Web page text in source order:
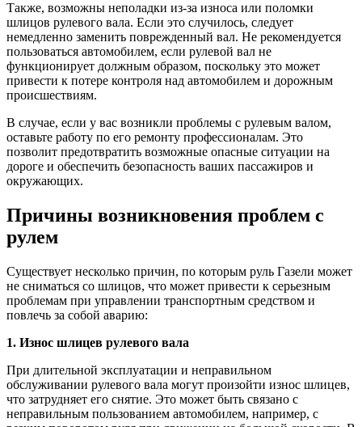
Также, возможны неполадки из-за износа или поломки
шлицов рулевого вала. Если это случилось, следует
немедленно заменить поврежденный вал. Не рекомендуется
пользоваться автомобилем, если рулевой вал не
функционирует должным образом, поскольку это может
привести к потере контроля над автомобилем и дорожным
происшествиям.
В случае, если у вас возникли проблемы с рулевым валом,
оставьте работу по его ремонту профессионалам. Это
позволит предотвратить возможные опасные ситуации на
дороге и обеспечить безопасность ваших пассажиров и
окружающих.
Причины возникновения проблем с
рулем
Существует несколько причин, по которым руль Газели может
не сниматься со шлицов, что может привести к серьезным
проблемам при управлении транспортным средством и
повлечь за собой аварию:
1. Износ шлицев рулевого вала
При длительной эксплуатации и неправильном
обслуживании рулевого вала могут произойти износ шлицев,
что затрудняет его снятие. Это может быть связано с
неправильным пользованием автомобилем, например, с